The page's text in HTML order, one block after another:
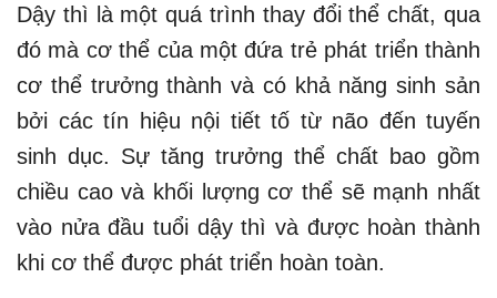
Dậy thì là một quá trình thay đổi thể chất, qua
đó mà cơ thể của một đứa trẻ phát triển thành
cơ thể trưởng thành và có khả năng sinh sản
bởi các tín hiệu nội tiết tố từ não đến tuyến
sinh dục. Sự tăng trưởng thể chất bao gồm
chiều cao và khối lượng cơ thể sẽ mạnh nhất
vào nửa đầu tuổi dậy thì và được hoàn thành
khi cơ thể được phát triển hoàn toàn.